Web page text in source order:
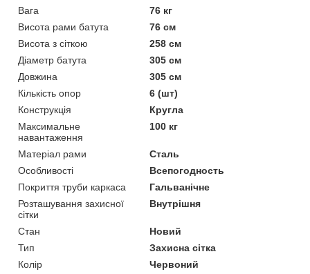
Вага
76 кг
Висота рами батута
76 см
Висота з сіткою
258 см
Діаметр батута
305 см
Довжина
305 см
Кількість опор
6 (шт)
Конструкція
Кругла
Максимальне
навантаження
100 кг
Матеріал рами
Сталь
Особливості
Всепогодность
Покриття труби каркаса
Гальванічне
Розташування захисної
сітки
Внутрішня
Стан
Новий
Тип
Захисна сітка
Колір
Червоний